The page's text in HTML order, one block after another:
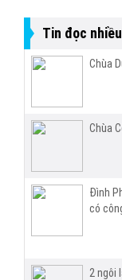
Tin đọc nhiều
Chùa
Chùa
Đình
có
2 ngôi